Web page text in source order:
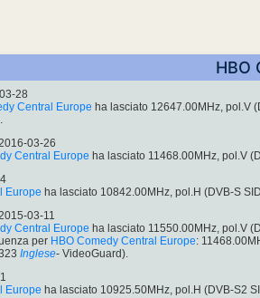
HBO
28
Central Europe ha lasciato 12647.00MHz, pol.V
03-26
Central Europe ha lasciato 11468.00MHz, pol.V
Europe ha lasciato 10842.00MHz, pol.H (DVB-S
03-11
Central Europe ha lasciato 11550.00MHz, pol.V
per HBO Comedy Central Europe:
Inglese- VideoGuard).
Europe ha lasciato 10925.50MHz, pol.H (DVB-S2